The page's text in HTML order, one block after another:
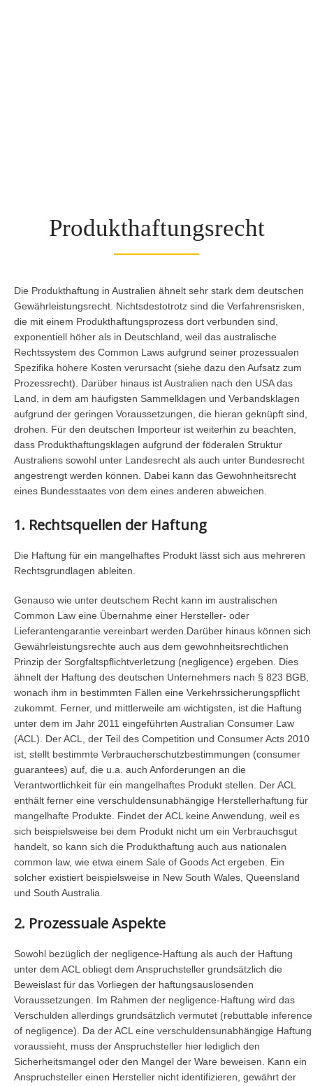
Produkthaftungsrecht
Die Produkthaftung in Australien ähnelt sehr stark dem deutschen
Gewährleistungsrecht. Nichtsdestotrotz sind die Verfahrensrisken,
die mit einem Produkthaftungsprozess dort verbunden sind,
exponentiell höher als in Deutschland, weil das australische
Rechtssystem des Common Laws aufgrund seiner prozessualen
Spezifika höhere Kosten verursacht (siehe dazu den Aufsatz zum
Prozessrecht). Darüber hinaus ist Australien nach den USA das
Land, in dem am häufigsten Sammelklagen und Verbandsklagen
aufgrund der geringen Voraussetzungen, die hieran geknüpft sind,
drohen. Für den deutschen Importeur ist weiterhin zu beachten,
dass Produkthaftungsklagen aufgrund der föderalen Struktur
Australiens sowohl unter Landesrecht als auch unter Bundesrecht
angestrengt werden können. Dabei kann das Gewohnheitsrecht
eines Bundesstaates von dem eines anderen abweichen.
1. Rechtsquellen der Haftung
Die Haftung für ein mangelhaftes Produkt lässt sich aus mehreren
Rechtsgrundlagen ableiten.
Genauso wie unter deutschem Recht kann im australischen
Common Law eine Übernahme einer Hersteller- oder
Lieferantengarantie vereinbart werden.Darüber hinaus können sich
Gewährleistungsrechte auch aus dem gewohnheitsrechtlichen
Prinzip der Sorgfaltspflichtverletzung (negligence) ergeben. Dies
ähnelt der Haftung des deutschen Unternehmers nach § 823 BGB,
wonach ihm in bestimmten Fällen eine Verkehrssicherungspflicht
zukommt. Ferner, und mittlerweile am wichtigsten, ist die Haftung
unter dem im Jahr 2011 eingeführten Australian Consumer Law
(ACL). Der ACL, der Teil des Competition und Consumer Acts 2010
ist, stellt bestimmte Verbraucherschutzbestimmungen (consumer
guarantees) auf, die u.a. auch Anforderungen an die
Verantwortlichkeit für ein mangelhaftes Produkt stellen. Der ACL
enthält ferner eine verschuldensunabhängige Herstellerhaftung für
mangelhafte Produkte. Findet der ACL keine Anwendung, weil es
sich beispielsweise bei dem Produkt nicht um ein Verbrauchsgut
handelt, so kann sich die Produkthaftung auch aus nationalen
common law, wie etwa einem Sale of Goods Act ergeben. Ein
solcher existiert beispielsweise in New South Wales, Queensland
und South Australia.
2. Prozessuale Aspekte
Sowohl bezüglich der negligence-Haftung als auch der Haftung
unter dem ACL obliegt dem Anspruchsteller grundsätzlich die
Beweislast für das Vorliegen der haftungsauslösenden
Voraussetzungen. Im Rahmen der negligence-Haftung wird das
Verschulden allerdings grundsätzlich vermutet (rebuttable inference
of negligence). Da der ACL eine verschuldensunabhängige Haftung
voraussieht, muss der Anspruchsteller hier lediglich den
Sicherheitsmangel oder den Mangel der Ware beweisen. Kann ein
Anspruchsteller einen Hersteller nicht identifizieren, gewährt der